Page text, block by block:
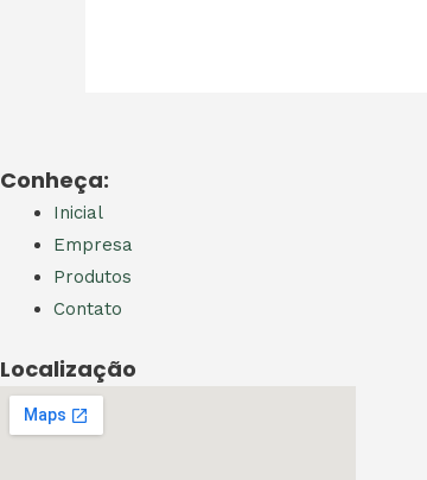
Conheça:
Inicial
Empresa
Produtos
Contato
Localização